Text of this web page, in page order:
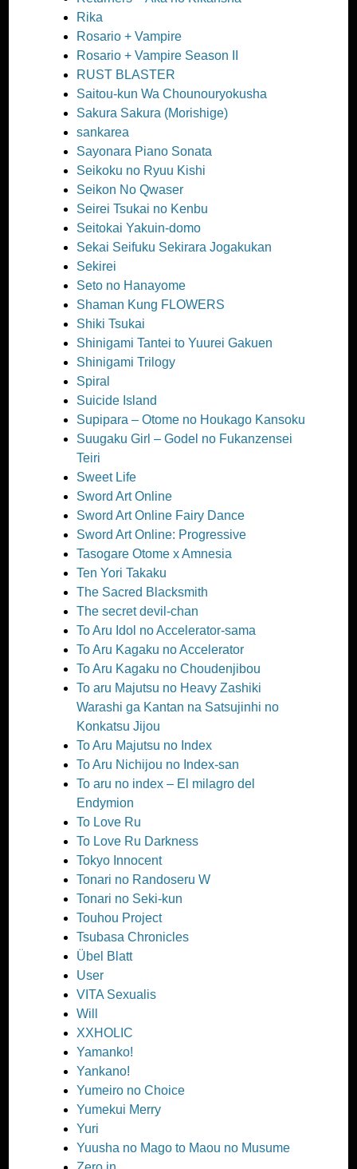
Rika
Rosario + Vampire
Rosario + Vampire Season II
RUST BLASTER
Saitou-kun Wa Chounouryokusha
Sakura Sakura (Morishige)
sankarea
Sayonara Piano Sonata
Seikoku no Ryuu Kishi
Seikon No Qwaser
Seirei Tsukai no Kenbu
Seitokai Yakuin-domo
Sekai Seifuku Sekirara Jogakukan
Sekirei
Seto no Hanayome
Shaman Kung FLOWERS
Shiki Tsukai
Shinigami Tantei to Yuurei Gakuen
Shinigami Trilogy
Spiral
Suicide Island
Supipara – Otome no Houkago Kansoku
Suugaku Girl – Godel no Fukanzensei
Teiri
Sweet Life
Sword Art Online
Sword Art Online Fairy Dance
Sword Art Online: Progressive
Tasogare Otome x Amnesia
Ten Yori Takaku
The Sacred Blacksmith
The secret devil-chan
To Aru Idol no Accelerator-sama
To Aru Kagaku no Accelerator
To Aru Kagaku no Choudenjibou
To aru Majutsu no Heavy Zashiki
Warashi ga Kantan na Satsujinhi no
Konkatsu Jijou
To Aru Majutsu no Index
To Aru Nichijou no Index-san
To aru no index – El milagro del
Endymion
To Love Ru
To Love Ru Darkness
Tokyo Innocent
Tonari no Randoseru W
Tonari no Seki-kun
Touhou Project
Tsubasa Chronicles
Übel Blatt
User
VITA Sexualis
Will
XXHOLIC
Yamanko!
Yankano!
Yumeiro no Choice
Yumekui Merry
Yuri
Yuusha no Mago to Maou no Musume